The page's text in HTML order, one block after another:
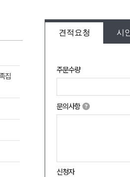
견적요청 시
주문수량
문의사항
신청자
집